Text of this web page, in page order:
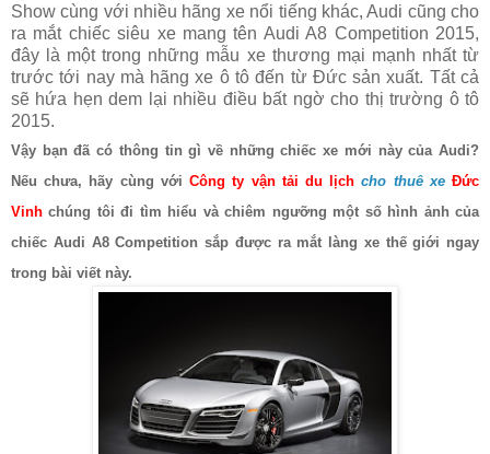
Show cùng với nhiều hãng xe nổi tiếng khác, Audi cũng cho
ra mắt chiếc siêu xe mang tên Audi A8 Competition 2015,
đây là một trong những mẫu xe thương mại mạnh nhất từ
trước tới nay mà hãng xe ô tô đến từ Đức sản xuất. Tất cả
sẽ hứa hẹn dem lại nhiều điều bất ngờ cho thị trường ô tô
2015.
Vậy bạn đã có thông tin gì về những chiếc xe mới này của Audi?
Nếu chưa, hãy cùng vớiCông ty vận tải du lịchcho thuê xeĐức
Vinh chúng tôi đi tìm hiểu và chiêm ngưỡng một số hình ảnh của
chiếc Audi A8 Competition sắp được ra mắt làng xe thế giới ngay
trong bài viết này.